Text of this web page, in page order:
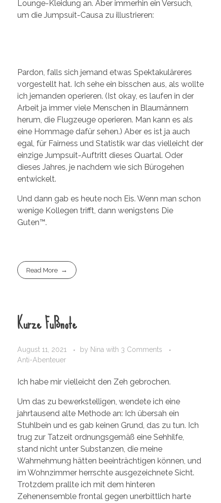
Lounge-Kleidung an. Aber immerhin ein Versuch,
um die Jumpsuit-Causa zu illustrieren:
Pardon, falls sich jemand etwas Spektakuläreres
vorgestellt hat. Ich sehe ein bisschen aus, als wollte
ich jemanden operieren. (Ist okay, es laufen in der
Arbeit ja immer viele Menschen in Blaumännern
herum, die Flugzeuge operieren. Man kann es als
eine Hommage dafür sehen.) Aber es ist ja auch
egal, für Fairness und Statistik war das vielleicht der
einzige Jumpsuit-Auftritt dieses Quartal. Oder
dieses Jahres, je nachdem wie sich Bürogehen
entwickelt.
Und dann gab es heute noch Eis. Wenn man schon
wenige Kollegen trifft, dann wenigstens Die
Guten™.
Read More
Kurze Fußnote
August 11, 2021 by Nina with 3 Comments
Anti-Abenteuer
Ich habe mir vielleicht den Zeh gebrochen.
Um das zu bewerkstelligen, wendete ich eine
jahrtausend alte Methode an: Ich übersah ein
Stuhlbein und es gab keinen Grund, das zu tun. Ich
trug zur Tatzeit ordnungsgemäß eine Sehhilfe,
stand nicht unter Substanzen, die meine
Wahrnehmung hätten beeinträchtigen können, und
im Wohnzimmer herrschte ausgezeichnete Sicht.
Trotzdem prallte ich mit dem hinteren
Zehenensemble frontal gegen unerbittlich harte